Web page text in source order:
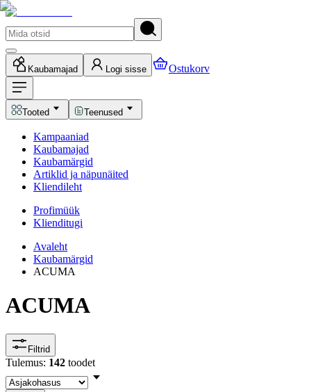
Kaubamajad Logi sisse Ostukorv
Tooted Teenused
Kampaaniad
Kaubamajad
Kaubamärgid
Artiklid ja näpunäited
Kliendileht
Profimüük
Klienditugi
Avaleht
Kaubamärgid
ACUMA
ACUMA
Filtrid
Tulemus: 142 toodet